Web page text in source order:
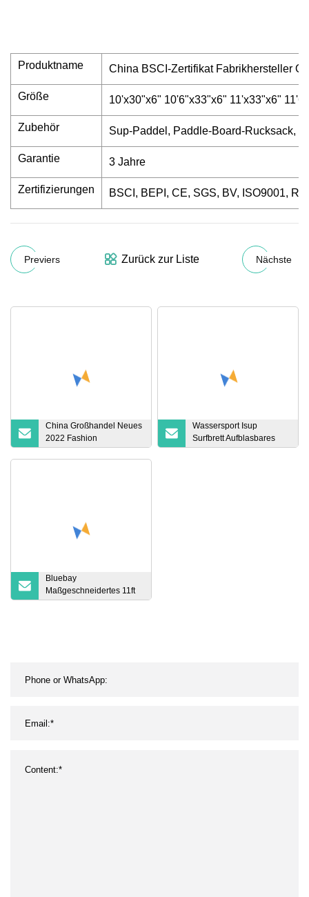
Produktname China BSCI-Zertifikat Fabrikhersteller
Größe 10'x30"x6" 10'6"x33"x6" 11'x33"x6"
Zubehör Sup-Paddel, Paddle-Board-Rucksack,
Garantie 3 Jahre
Zertifizierungen BSCI, BEPI, CE, SGS, BV, ISO9001,
Previers Zurück zur Liste Nächste
China Großhandel Neues
2022 Fashion
aufblasbares Stand-Up-
Wassersport Isup
Surfbrett Aufblasbares
Stand Up Paddleboard
Bluebay
Maßgeschneidertes 11ft
Epoxy Sup Hard